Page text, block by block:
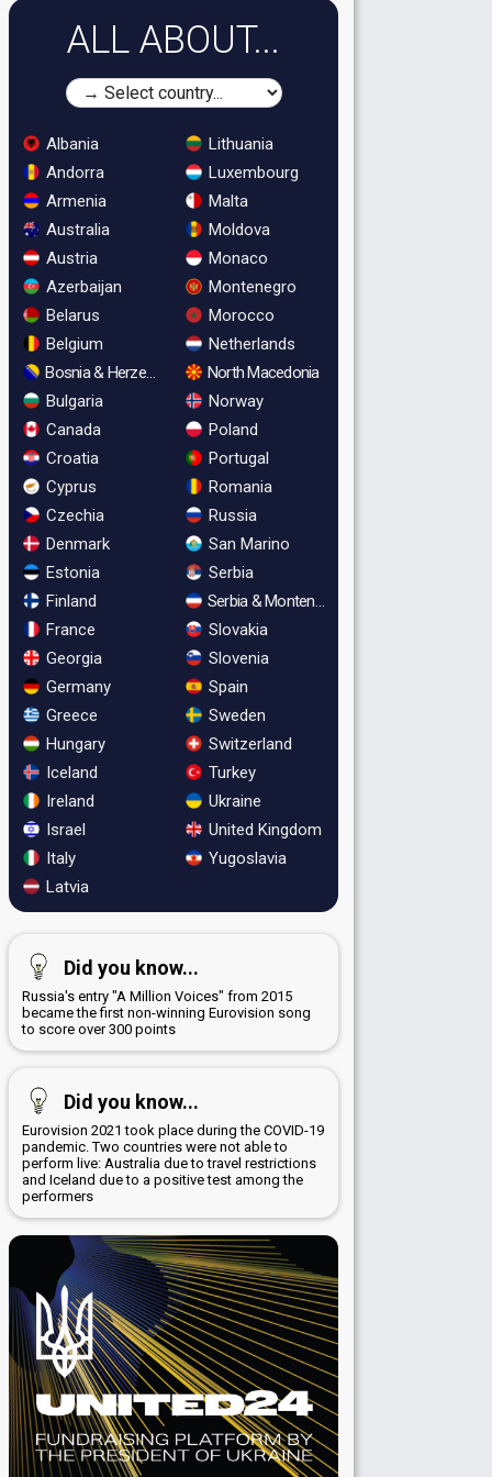
ALL ABOUT...
Albania
Andorra
Armenia
Australia
Austria
Azerbaijan
Belarus
Belgium
Bosnia & Herzegovina
Bulgaria
Canada
Croatia
Cyprus
Czechia
Denmark
Estonia
Finland
France
Georgia
Germany
Greece
Hungary
Iceland
Ireland
Israel
Italy
Latvia
Lithuania
Luxembourg
Malta
Moldova
Monaco
Montenegro
Morocco
Netherlands
North Macedonia
Norway
Poland
Portugal
Romania
Russia
San Marino
Serbia
Serbia & Montenegro
Slovakia
Slovenia
Spain
Sweden
Switzerland
Turkey
Ukraine
United Kingdom
Yugoslavia
Did you know...
Russia's entry "A Million Voices" from 2015
became the first non-winning Eurovision song
to score over 300 points
Did you know...
Eurovision 2021 took place during the COVID-19
pandemic. Two countries were not able to
perform live: Australia due to travel restrictions
and Iceland due to a positive test among the
performers